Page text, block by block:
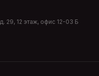
29, 12 этаж, офис 12-03 Б